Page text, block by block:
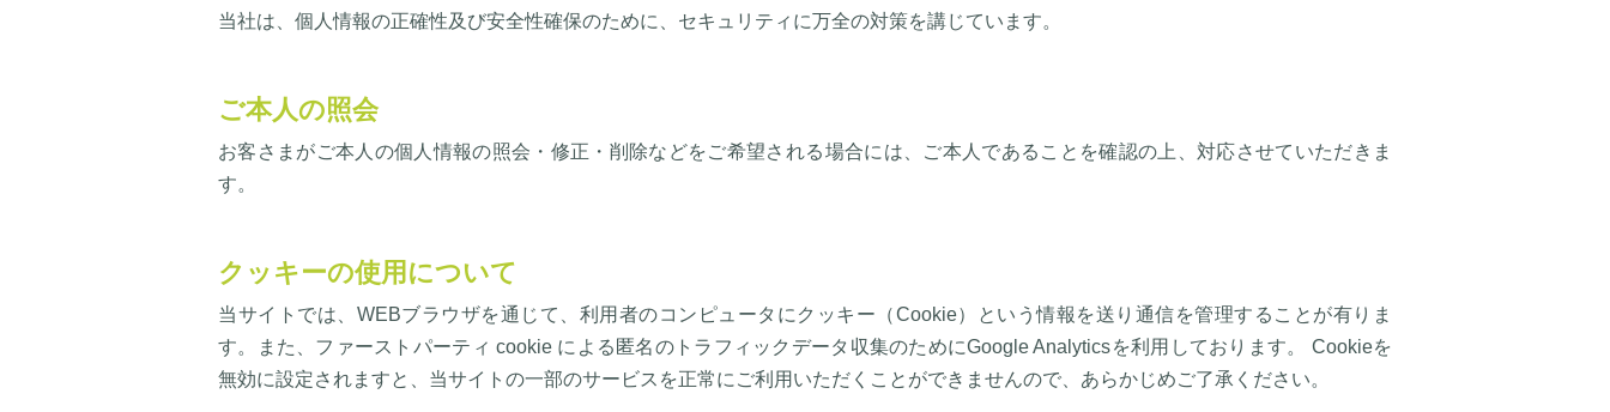
当社は、個人情報の正確性及び安全性確保のために、セキュリティに万全の対策を講じています。
ご本人の照会
お客さまがご本人の個人情報の照会・修正・削除などをご希望される場合には、ご本人であることを確認の上、対応させていただきま
す。
クッキーの使用について
当サイトでは、WEBブラウザを通じて、利用者のコンピュータにクッキー（Cookie）という情報を送り通信を管理することが有りま
す。また、ファーストパーティ cookie による匿名のトラフィックデータ収集のためにGoogle Analyticsを利用しております。 Cookieを
無効に設定されますと、当サイトの一部のサービスを正常にご利用いただくことができませんので、あらかじめご了承ください。